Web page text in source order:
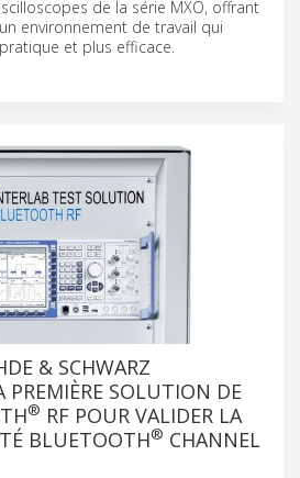
de la série MXO, offrant
environnement de travail qui
et plus efficace.
& SCHWARZ
PREMIÈRE SOLUTION DE
® RF POUR VALIDER LA
BLUETOOTH® CHANNEL